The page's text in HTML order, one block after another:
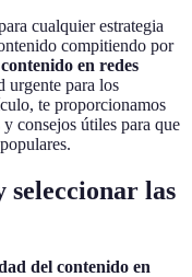
cualquier estrategia
compitiendo por
en redes
urgente para los
te proporcionamos
consejos útiles para que
seleccionar las
del contenido en